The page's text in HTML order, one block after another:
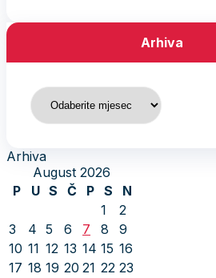
Arhiva
Arhiva
Arhiva
August 2026
P
U S Č P S
N
1
2
3
4 5 6 7 8
9
10 11 12 13 14 15 16
17 18 19 20 21 22 23